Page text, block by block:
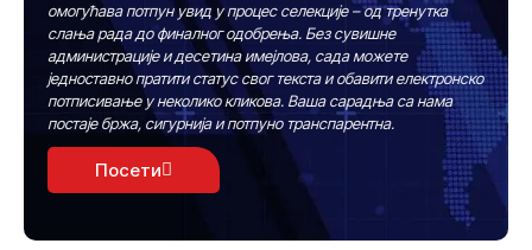
омогућава потпун увид у процес селекције – од тренутка
слања рада до финалног одобрења. Без сувишне
администрације и десетина имејлова, сада можете
једноставно пратити статус свог текста и обавити електронско
потписивање у неколико кликова. Ваша сарадња са нама
постаје бржа, сигурнија и потпуно транспарентна.
Посети